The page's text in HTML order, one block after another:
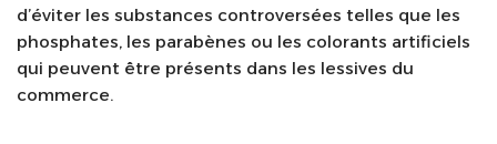
d’éviter les substances controversées telles que les
phosphates, les parabènes ou les colorants artificiels
qui peuvent être présents dans les lessives du
commerce.